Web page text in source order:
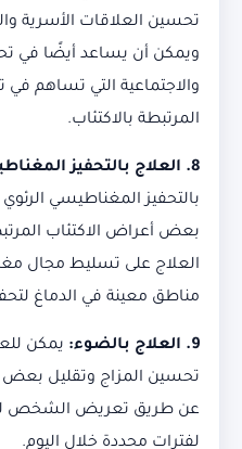
تحسين العلاقات الأسرية
ويمكن أن يساعد أيضًا في
والاجتماعية التي تساهم
المرتبطة بالاكتئاب.
8. العلاج بالتحفيز المغناطيسي الرئوي:
بعض أعراض الاكتئاب
العلاج على تسليط مجال
مناطق معينة في الدماغ
9. العلاج بالضوء:
يمكن
تحسين المزاج وتقليل بعض
عن طريق تعريض الشخص
لفترات محددة خلال اليوم.